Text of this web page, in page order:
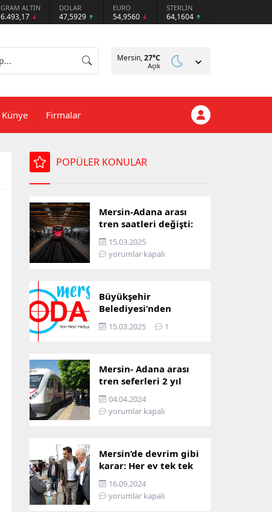
GRAM ALTIN
6.493,17
DOLAR
47,5929
EURO
54,9560
STERLİN
64,1604
Mersin,27°C
Açık
Künye Firmalar
POPÜLER KONULAR
Mersin-Adana arası
tren saatleri değişti:
İşte yeni ulaşım listesi
15.03.2025
yorumlar kapalı
Büyükşehir
Belediyesi’nden
Mersin ve Adana arası
ulaşım başladı
15.03.2025 1
Mersin- Adana arası
tren seferleri 2 yıl
boyunca
çalışmayacak
04.04.2024
yorumlar kapalı
Mersin’de devrim gibi
karar: Her ev tek tek
incelenecek!
16.09.2024
yorumlar kapalı